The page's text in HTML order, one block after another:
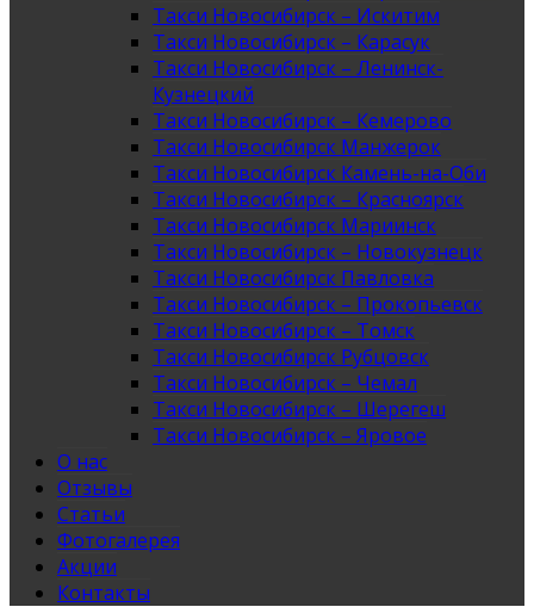
Такси Новосибирск – Искитим
Такси Новосибирск – Карасук
Такси Новосибирск – Ленинск-
Кузнецкий
Такси Новосибирск – Кемерово
Такси Новосибирск Манжерок
Такси Новосибирск Камень-на-Оби
Такси Новосибирск – Красноярск
Такси Новосибирск Мариинск
Такси Новосибирск – Новокузнецк
Такси Новосибирск Павловка
Такси Новосибирск – Прокопьевск
Такси Новосибирск – Томск
Такси Новосибирск Рубцовск
Такси Новосибирск – Чемал
Такси Новосибирск – Шерегеш
Такси Новосибирск – Яровое
О нас
Отзывы
Статьи
Фотогалерея
Акции
Контакты